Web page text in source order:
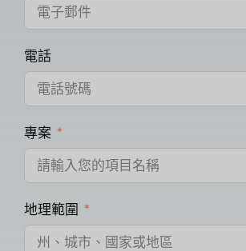
電話
專案
地理範圍